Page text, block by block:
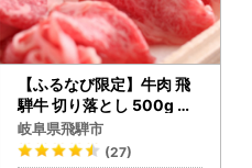
【ふるなび限定】牛肉 飛
騨牛 切り落とし 500g 牛
肉 FN-Limited-SP
岐阜県飛騨市
(27)